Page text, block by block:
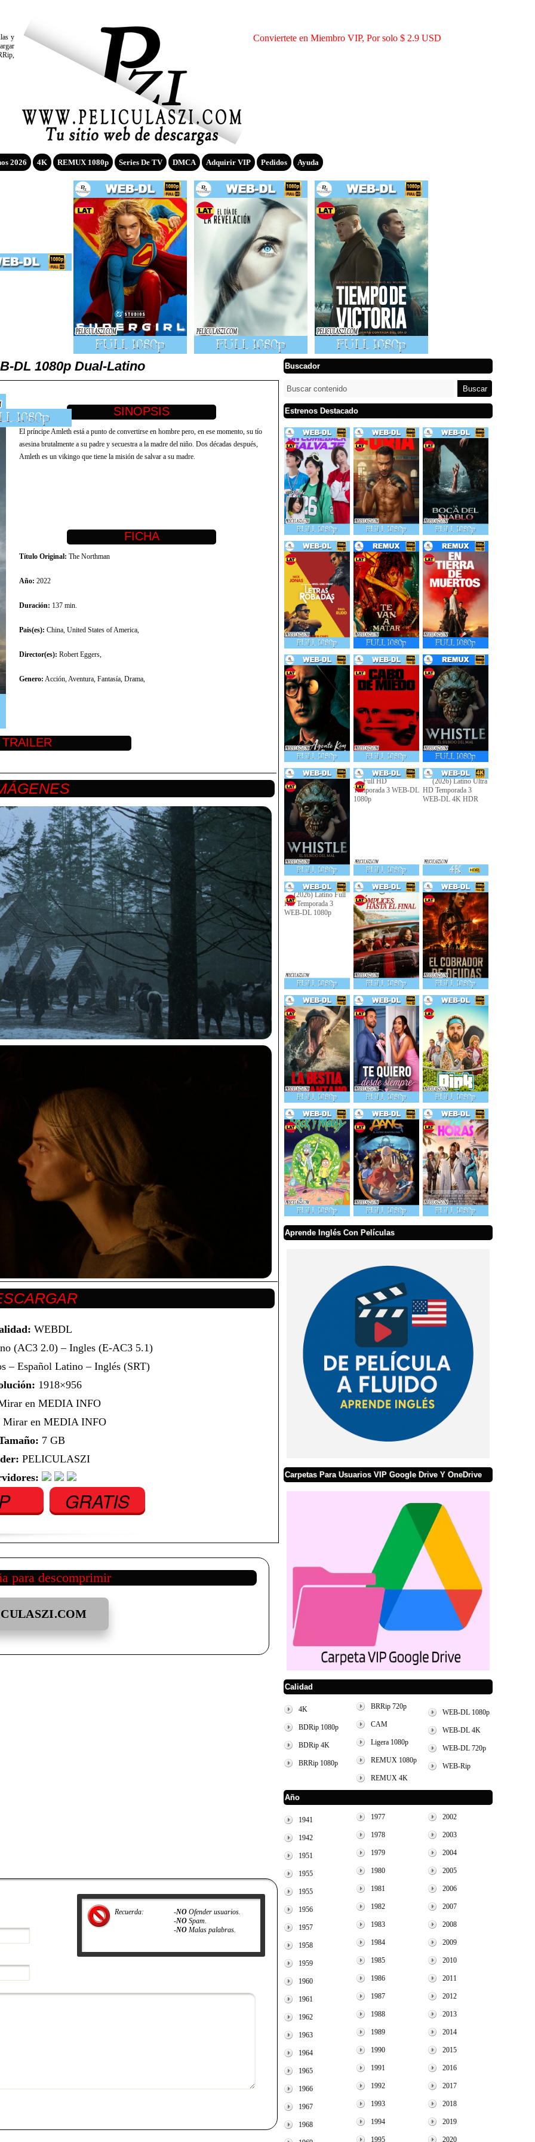
y
Conviertete en Miembro VIP, Por solo $ 2.9 USD
2026 4K REMUX 1080p Series De TV DMCA Adquirir VIP Pedidos Ayuda
DL 1080p Dual-Latino
El príncipe Amleth está a punto de convertirse en hombre pero, en ese momento, su tío
asesina brutalmente a su padre y secuestra a la madre del niño. Dos décadas después,
Amleth es un vikingo que tiene la misión de salvar a su madre.
Título Original: The Northman
Año: 2022
Duración: 137 min.
Pais(es): China, United States of America,
Director(es): Robert Eggers,
Genero: Acción, Aventura, Fantasía, Drama,
WEBDL
(AC3 2.0) – Ingles (E-AC3 5.1)
– Español Latino – Inglés (SRT)
1918×956
en MEDIA INFO
Mirar en MEDIA INFO
7 GB
PELICULASZI
GRATIS
para descomprimir
Recuerda: -NOOfender usuarios.
-NOSpam.
-NOMalas palabras.
Buscador
Estrenos Destacado
Aprende Inglés Con Películas
Carpetas Para Usuarios VIP Google Drive Y OneDrive
Calidad
4K
BDRip 1080p
BDRip 4K
BRRip 1080p
BRRip 720p
CAM
Ligera 1080p
REMUX 1080p
REMUX 4K
WEB-DL 1080p
WEB-DL 4K
WEB-DL 720p
WEB-Rip
Año
1941
1942
1951
1955
1955
1956
1957
1958
1959
1960
1961
1962
1963
1964
1965
1966
1967
1968
1977
1978
1979
1980
1981
1982
1983
1984
1985
1986
1987
1988
1989
1990
1991
1992
1993
1994
1995
2002
2003
2004
2005
2006
2007
2008
2009
2010
2011
2012
2013
2014
2015
2016
2017
2018
2019
2020